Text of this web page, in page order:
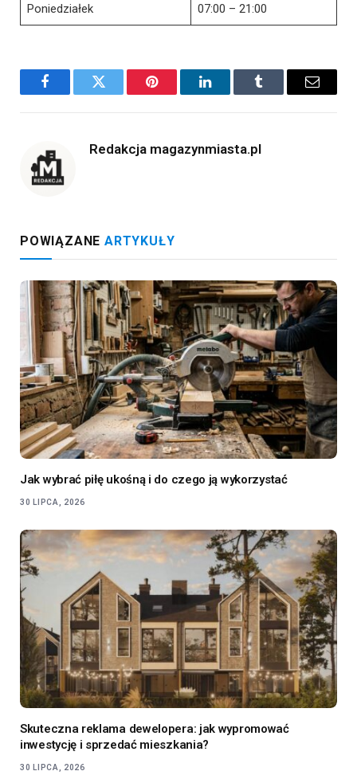
Poniedziałek 07:00 – 21:00
FacebookTwitter Pinterest LinkedInTumblr Email
Redakcja magazynmiasta.pl
POWIĄZANE ARTYKUŁY
Jak wybrać piłę ukośną i do czego ją wykorzystać
30 LIPCA, 2026
Skuteczna reklama dewelopera: jak wypromować
inwestycję i sprzedać mieszkania?
30 LIPCA, 2026